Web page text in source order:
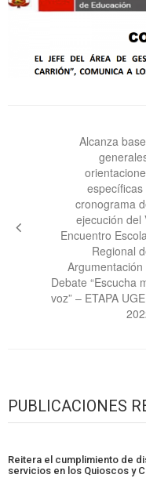
entradas
Alcanza
específicas
cronograma
ejecución del
Encuentro
Regional
Argumentación
Debate “Escucha
voz” – ETAPA
PUBLICACIONES
Reitera el cumplimiento de
servicios en los Quioscos y